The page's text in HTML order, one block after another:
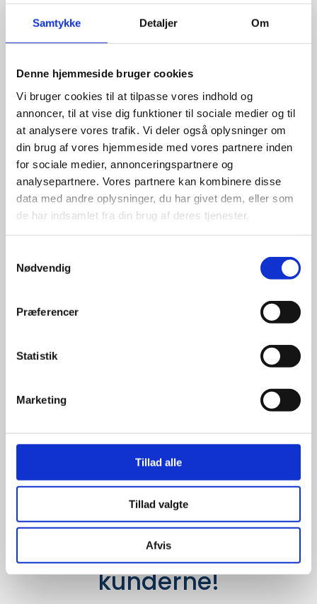
Samtykke Detaljer Om
Denne hjemmeside bruger cookies
Vi bruger cookies til at tilpasse vores indhold og
annoncer, til at vise dig funktioner til sociale medier og til
at analysere vores trafik. Vi deler også oplysninger om
din brug af vores hjemmeside med vores partnere inden
for sociale medier, annonceringspartnere og
analysepartnere. Vores partnere kan kombinere disse
data med andre oplysninger, du har givet dem, eller som
de har indsamlet fra din brug af deres tjenester.
Nødvendig
Præferencer
Statistik
Marketing
Tillad alle
Tillad valgte
Afvis
leverandører
giver større
udvalg
For at sikre høj kvalitet og stor
leveringssikkerhed samarbejder vi
med de største og mest
anerkendte leverandører inden for
promotion.
så finder vi det helt rigtige produkt
Det siger
kunderne!